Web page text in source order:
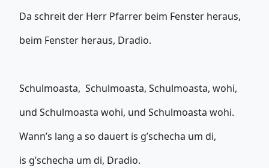
Da schreit der Herr Pfarrer beim Fenster heraus,
beim Fenster heraus, Dradio.
Schulmoasta, Schulmoasta, Schulmoasta, wohi,
und Schulmoasta wohi, und Schulmoasta wohi.
Wann’s lang a so dauert is g’schecha um di,
is g’schecha um di, Dradio.